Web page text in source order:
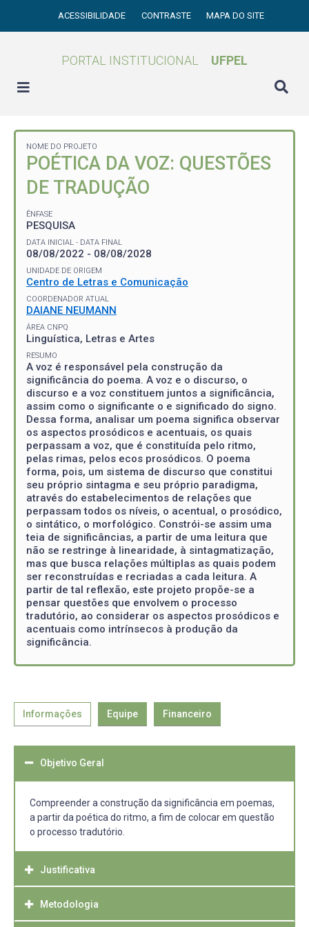
ACESSIBILIDADE CONTRASTE MAPA DO SITE
PORTAL INSTITUCIONAL UFPEL
NOME DO PROJETO
POÉTICA DA VOZ: QUESTÕES
DE TRADUÇÃO
ÊNFASE
PESQUISA
DATA INICIAL - DATA FINAL
08/08/2022 - 08/08/2028
UNIDADE DE ORIGEM
Centro de Letras e Comunicação
COORDENADOR ATUAL
DAIANE NEUMANN
ÁREA CNPQ
Linguística, Letras e Artes
RESUMO
A voz é responsável pela construção da
significância do poema. A voz e o discurso, o
discurso e a voz constituem juntos a significância,
assim como o significante o e significado do signo.
Dessa forma, analisar um poema significa observar
os aspectos prosódicos e acentuais, os quais
perpassam a voz, que é constituída pelo ritmo,
pelas rimas, pelos ecos prosódicos. O poema
forma, pois, um sistema de discurso que constitui
seu próprio sintagma e seu próprio paradigma,
através do estabelecimentos de relações que
perpassam todos os níveis, o acentual, o prosódico,
o sintático, o morfológico. Constrói-se assim uma
teia de significâncias, a partir de uma leitura que
não se restringe à linearidade, à sintagmatização,
mas que busca relações múltiplas as quais podem
ser reconstruídas e recriadas a cada leitura. A
partir de tal reflexão, este projeto propõe-se a
pensar questões que envolvem o processo
tradutório, ao considerar os aspectos prosódicos e
acentuais como intrínsecos à produção da
significância.
Informações Equipe Financeiro
Objetivo Geral
Compreender a construção da significância em poemas,
a partir da poética do ritmo, a fim de colocar em questão
o processo tradutório.
Justificativa
A presente pesquisa justifica-se na medida em que se
propõe a contribuir com a reflexão acerca dos estudos da
Metodologia